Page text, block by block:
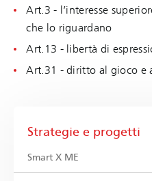
Art.3 - l’interesse
che lo riguardano
Art.13 - libertà di
Art.31 - diritto al gioco e
Strategie e progetti
Smart X ME